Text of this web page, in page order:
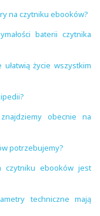
na czytniku ebooków?
baterii czytnika
życie wszystkim
obecnie na
potrzebujemy?
czytniku ebooków jest
techniczne mają